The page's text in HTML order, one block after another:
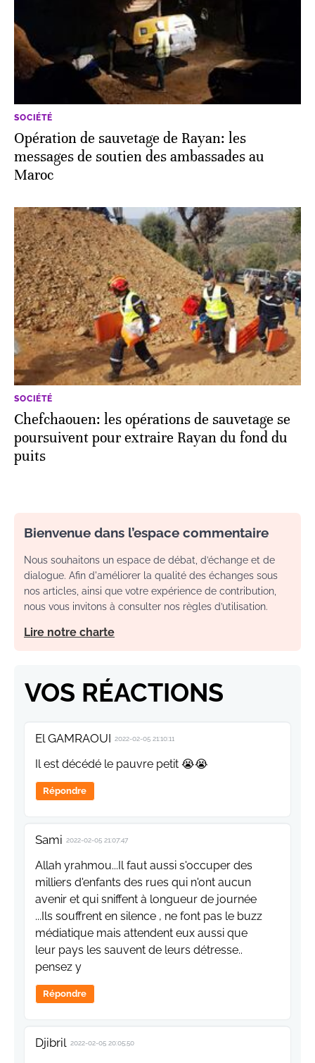
SOCIÉTÉ
Opération de sauvetage de Rayan: les
messages de soutien des ambassades au
Maroc
SOCIÉTÉ
Chefchaouen: les opérations de sauvetage se
poursuivent pour extraire Rayan du fond du
puits
Bienvenue dans l’espace commentaire
Nous souhaitons un espace de débat, d’échange et de
dialogue. Afin d'améliorer la qualité des échanges sous
nos articles, ainsi que votre expérience de contribution,
nous vous invitons à consulter nos règles d’utilisation.
Lire notre charte
VOS RÉACTIONS
El GAMRAOUI 2022-02-05 21:10:11
Il est décédé le pauvre petit 😭😭
Répondre
Sami 2022-02-05 21:07:47
Allah yrahmou...Il faut aussi s'occuper des
milliers d'enfants des rues qui n'ont aucun
avenir et qui sniffent à longueur de journée
...Ils souffrent en silence , ne font pas le buzz
médiatique mais attendent eux aussi que
leur pays les sauvent de leurs détresse..
pensez y
Répondre
Djibril 2022-02-05 20:05:50